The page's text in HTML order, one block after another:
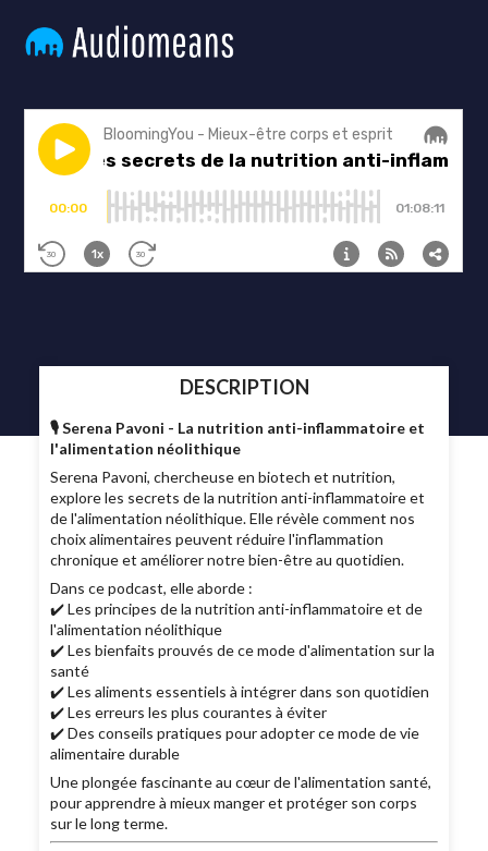
DESCRIPTION
🎙️ Serena Pavoni - La nutrition anti-inflammatoire et
l'alimentation néolithique
Serena Pavoni, chercheuse en biotech et nutrition,
explore les secrets de la nutrition anti-inflammatoire et
de l'alimentation néolithique. Elle révèle comment nos
choix alimentaires peuvent réduire l'inflammation
chronique et améliorer notre bien-être au quotidien.
Dans ce podcast, elle aborde :
✔️ Les principes de la nutrition anti-inflammatoire et de
l'alimentation néolithique
✔️ Les bienfaits prouvés de ce mode d'alimentation sur la
santé
✔️ Les aliments essentiels à intégrer dans son quotidien
✔️ Les erreurs les plus courantes à éviter
✔️ Des conseils pratiques pour adopter ce mode de vie
alimentaire durable
Une plongée fascinante au cœur de l'alimentation santé,
pour apprendre à mieux manger et protéger son corps
sur le long terme.